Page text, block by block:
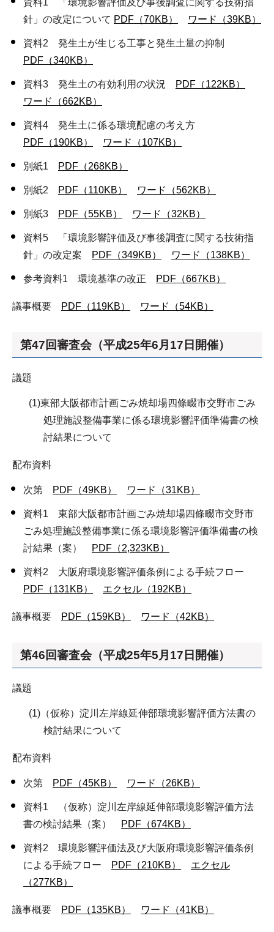
針」の改定について PDF（70KB） ワード（39KB）
資料2 発生土が生じる工事と発生土量の抑制
PDF（340KB）
資料3 発生土の有効利用の状況
PDF（122KB）
ワード（662KB）
資料4 発生土に係る環境配慮の考え方
PDF（190KB）
ワード（107KB）
別紙1 PDF（268KB）
別紙2 PDF（110KB） ワード（562KB）
別紙3 PDF（55KB） ワード（32KB）
資料5 「環境影響評価及び事後調査に関する技術指
針」の改定案
PDF（349KB） ワード（138KB）
参考資料1 環境基準の改正 PDF（667KB）
議事概要 PDF（119KB） ワード（54KB）
第47回審査会（平成25年6月17日開催）
議題
(1)東部大阪都市計画ごみ焼却場四條畷市交野市ごみ
処理施設整備事業に係る環境影響評価準備書の検
討結果について
配布資料
次第 PDF（49KB） ワード（31KB）
資料1 東部大阪都市計画ごみ焼却場四條畷市交野市
ごみ処理施設整備事業に係る環境影響評価準備書の検
討結果（案）
PDF（2,323KB）
資料2 大阪府環境影響評価条例による手続フロー
PDF（131KB）
エクセル（192KB）
議事概要 PDF（159KB） ワード（42KB）
第46回審査会（平成25年5月17日開催）
議題
(1)（仮称）淀川左岸線延伸部環境影響評価方法書の
検討結果について
配布資料
次第 PDF（45KB） ワード（26KB）
資料1 （仮称）淀川左岸線延伸部環境影響評価方法
書の検討結果（案）
PDF（674KB）
資料2 環境影響評価法及び大阪府環境影響評価条例
による手続フロー
PDF（210KB）
エクセル
（277KB）
議事概要 PDF（135KB） ワード（41KB）